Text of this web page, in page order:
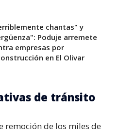
chantas" y
Poduje arremete
empresas por
en El Olivar
de tránsito
remoción de los miles de